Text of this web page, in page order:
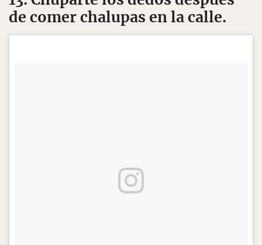
de comer chalupas en la calle.